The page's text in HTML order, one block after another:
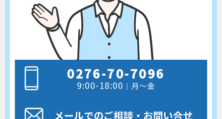
0276-70-7096
9:00-18:00 ｜月～金
メールでのご相談 ・お問い合せ